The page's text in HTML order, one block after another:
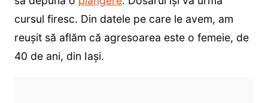
cursul firesc. Din datele pe care le avem, am
reușit să aflăm că agresoarea este o femeie, de
40 de ani, din Iași.